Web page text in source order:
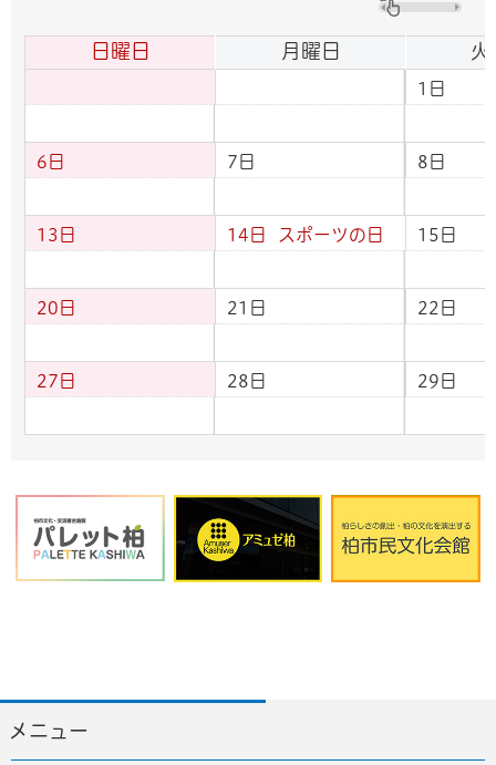
日曜日 月曜日 火
1日
6日 7日 8日
13日 14日 スポーツの日 15日
20日 21日 22日
27日 28日 29日
メニュー